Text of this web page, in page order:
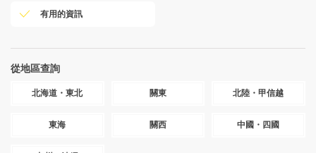
有用的資訊
從地區查詢
北海道・東北 關東 北陸・甲信越
東海 關西 中國・四國